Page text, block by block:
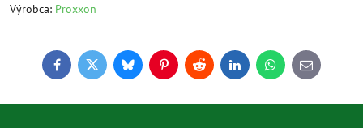
Výrobca: Proxxon
FacebookTwitterBlueskyPinterestReddit LinkedInWhatsApp
E-
mail